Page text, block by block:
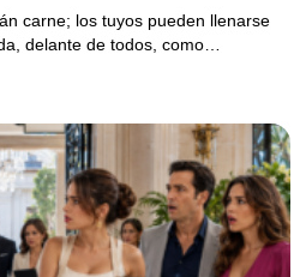
me pidió que no armara
silencio, terminé un pastel
sobre la mesa un
carne; los tuyos pueden llenarse
delante de todos, como…